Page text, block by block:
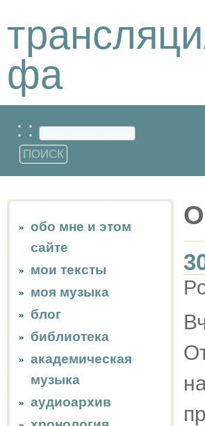
фа
: :
обо мне и этом
сайте
мои тексты
моя музыка
блог
библиотека
академическая
музыка
аудиоархив